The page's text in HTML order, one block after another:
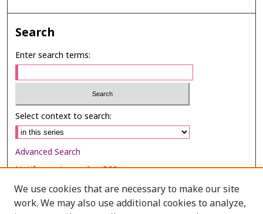
Search
Enter search terms:
Select context to search:
Advanced Search
Notify me via email orRSS
Browse
We use cookies that are necessary to make our site
work. We may also use additional cookies to analyze,